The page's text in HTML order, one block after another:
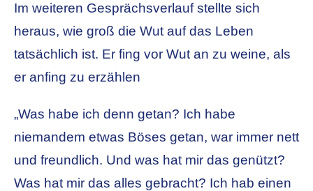
Im weiteren Gesprächsverlauf stellte sich
heraus, wie groß die Wut auf das Leben
tatsächlich ist. Er fing vor Wut an zu weine, als
er anfing zu erzählen
„Was habe ich denn getan? Ich habe
niemandem etwas Böses getan, war immer nett
und freundlich. Und was hat mir das genützt?
Was hat mir das alles gebracht? Ich hab einen